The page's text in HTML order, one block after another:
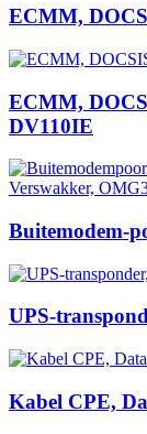
ECMM,
ECMM,
DV110IE
Buitemodem-
UPS-
Kabel CPE,